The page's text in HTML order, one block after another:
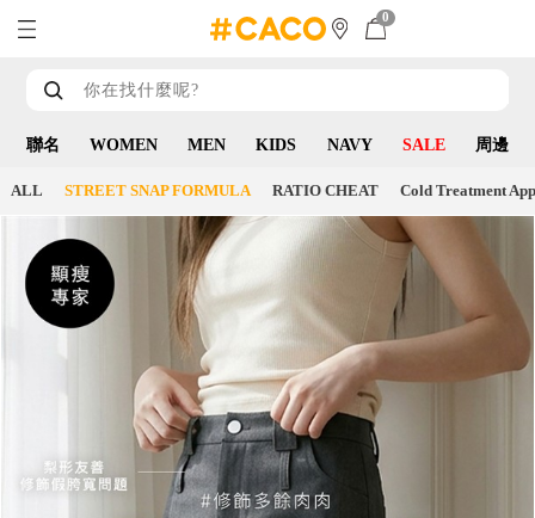
0
聯名 WOMEN MEN KIDS NAVY SALE 周邊
ALL STREET SNAP FORMULA RATIO CHEAT Cold Treatment